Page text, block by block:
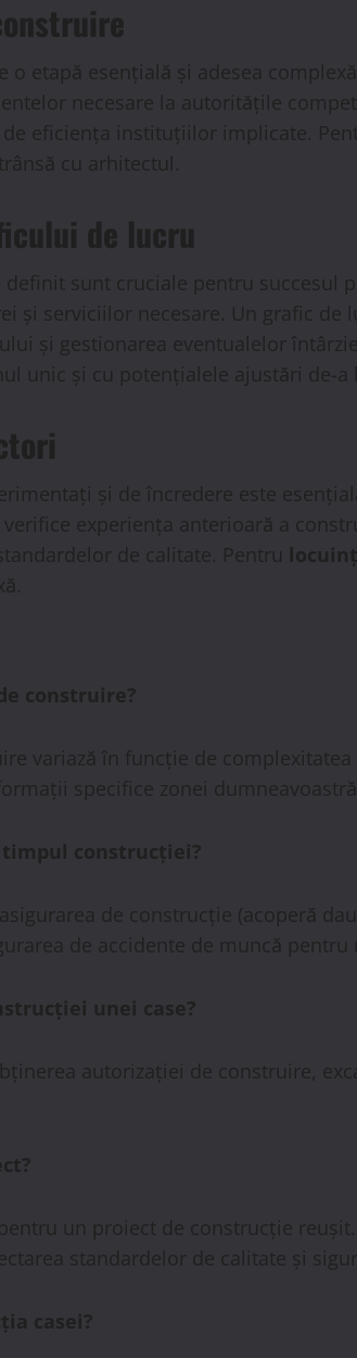
etapă esențială și adesea
necesare la autoritățile
eficiența instituțiilor implicate.
cu arhitectul.
de lucru
sunt cruciale pentru succesul
și serviciilor necesare. Un grafic
și gestionarea eventualelor
unic și cu potențialele ajustări de-a
și de încredere este
experiența anterioară a
de calitate. Pentru
construire?
variază în funcție de
specifice zonei
timpul construcției?
de construcție (acoperă
de accidente de muncă pentru
unei case?
autorizației de construire,
un proiect de construcție
standardelor de calitate și
casei?